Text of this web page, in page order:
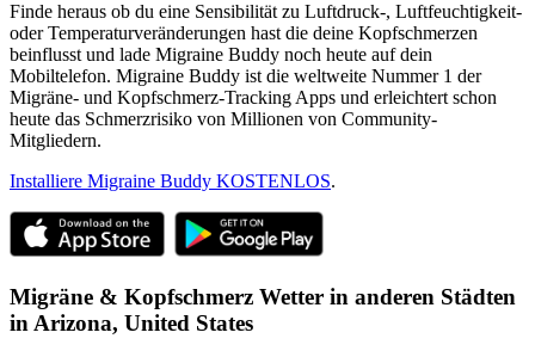
Finde heraus ob du eine Sensibilität zu Luftdruck-, Luftfeuchtigkeit-
oder Temperaturveränderungen hast die deine Kopfschmerzen
beinflusst und lade Migraine Buddy noch heute auf dein
Mobiltelefon. Migraine Buddy ist die weltweite Nummer 1 der
Migräne- und Kopfschmerz-Tracking Apps und erleichtert schon
heute das Schmerzrisiko von Millionen von Community-
Mitgliedern.
Installiere Migraine Buddy KOSTENLOS.
Migräne & Kopfschmerz Wetter in anderen Städten
in Arizona, United States